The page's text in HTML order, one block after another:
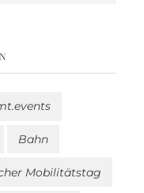
Bahn
Mobilitätstag